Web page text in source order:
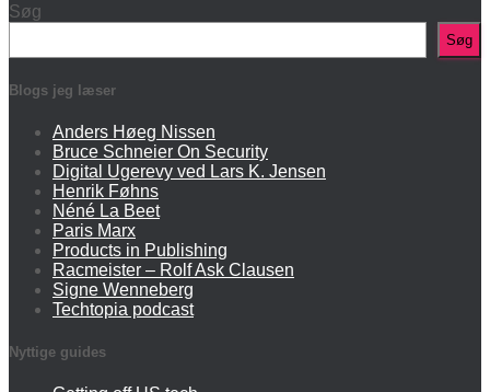
Søg
Søg
Blogs jeg læser
Anders Høeg Nissen
Bruce Schneier On Security
Digital Ugerevy ved Lars K. Jensen
Henrik Føhns
Néné La Beet
Paris Marx
Products in Publishing
Racmeister – Rolf Ask Clausen
Signe Wenneberg
Techtopia podcast
Nyttige guides